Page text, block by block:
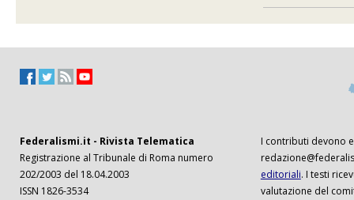
Federalismi.it - Rivista Telematica
Registrazione al Tribunale di Roma numero
202/2003 del 18.04.2003
ISSN 1826-3534
I contributi devono
editoriali. I testi
valutazione del